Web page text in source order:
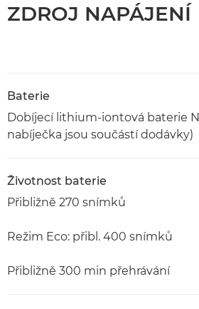
ZDROJ NAPÁJENÍ
Baterie
Dobíjecí lithium-iontová baterie
nabíječka jsou součástí dodávky)
Životnost baterie
Přibližně 270 snímků
Režim Eco: přibl. 400 snímků
Přibližně 300 min přehrávání